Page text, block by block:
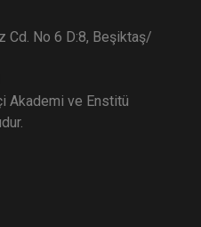
İş Hukuku Kongresi -
Cd. No 6 D:8, Beşiktaş/
Akademi ve Enstitü